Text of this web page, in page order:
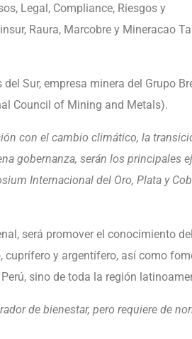
Legal, Compliance, Riesgos y
Raura, Marcobre y Mineracao
Sur, empresa minera del Grupo
Council of Mining and Metals).
con el cambio climático, la
gobernanza, serán los principales
Internacional del Oro, Plata y
será promover el conocimiento del
cuprífero y argentífero, así como
sino de toda la región
de bienestar, pero requiere de